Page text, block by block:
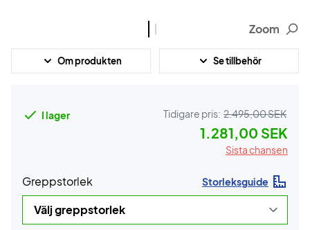
Zoom
Om produkten Se tillbehör
I lager Tidigare pris: 2.495,00 SEK
1.281,00 SEK
Sista chansen
Greppstorlek Storleksguide